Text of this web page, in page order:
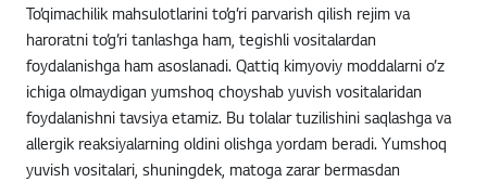
To’qimachilik mahsulotlarini to’g’ri parvarish qilish rejim va
haroratni to’g’ri tanlashga ham, tegishli vositalardan
foydalanishga ham asoslanadi. Qattiq kimyoviy moddalarni o’z
ichiga olmaydigan yumshoq choyshab yuvish vositalaridan
foydalanishni tavsiya etamiz. Bu tolalar tuzilishini saqlashga va
allergik reaksiyalarning oldini olishga yordam beradi. Yumshoq
yuvish vositalari, shuningdek, matoga zarar bermasdan